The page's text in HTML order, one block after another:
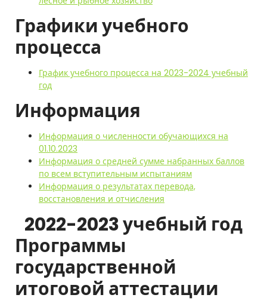
Графики учебного
процесса
График учебного процесса на 2023-2024 учебный
год
Информация
Информация о численности обучающихся на
01.10.2023
Информация о средней сумме набранных баллов
по всем вступительным испытаниям
Информация о результатах перевода,
восстановления и отчисления
2022-2023 учебный год
Программы
государственной
итоговой аттестации